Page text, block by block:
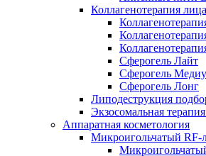
Коллагенотерапия лица
Сферогель Лайт
Сферогель
Сферогель Лонг
Липодеструкция
Экзосомальная
Аппаратная косметология
Микроигольчатый RF-